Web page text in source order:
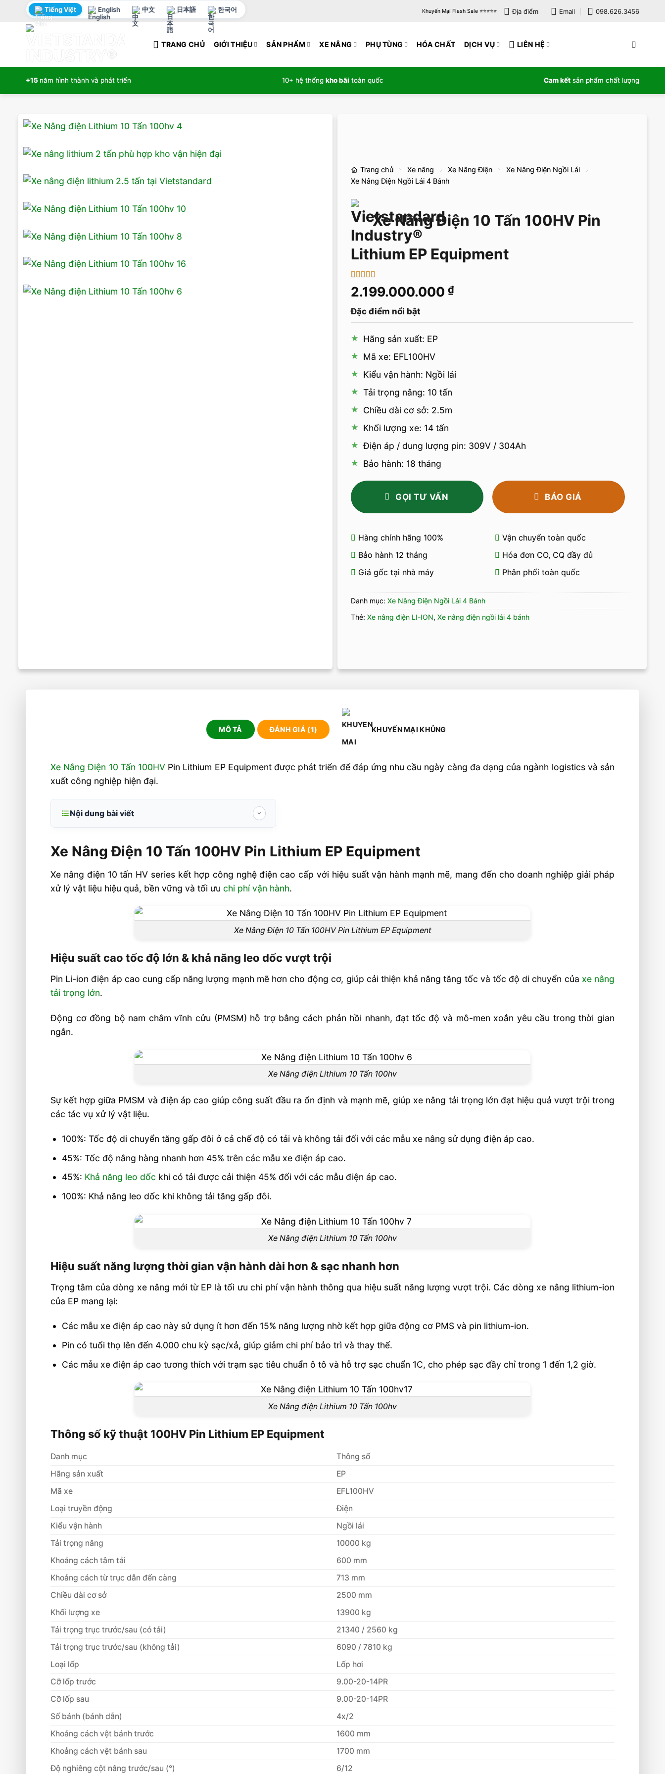
Tiếng Việt English 中文 日本語 한국어 Khuyến Mại Flash Sale ⭐️⭐️⭐️⭐️⭐️ Địa điểm Email 098.626.3456
TRANG CHỦ GIỚI THIỆU SẢN PHẨM XE NÂNG PHỤ TÙNG HÓA CHẤT DỊCH VỤ LIÊN HỆ
+15 năm hình thành và phát triển 10+ hệ thống kho bãi toàn quốc Cam kết sản phẩm chất lượng
Trang chủ Xe nâng Xe Nâng Điện
Xe Nâng Điện Ngồi Lái
Xe Nâng Điện Ngồi Lái 4 Bánh
Xe Nâng Điện 10 Tấn 100HV Pin
Lithium EP Equipment
5trên 5 dựa
trên
1
đánh
2.199.000.000 ₫
Đặc điểm nổi bật
Hãng sản xuất: EP
Mã xe: EFL100HV
Kiểu vận hành: Ngồi lái
Tải trọng nâng: 10 tấn
Chiều dài cơ sở: 2.5m
Khối lượng xe: 14 tấn
Điện áp / dung lượng pin: 309V / 304Ah
Bảo hành: 18 tháng
GỌI TƯ VẤN BÁO GIÁ
Hàng chính hãng 100%
Vận chuyển toàn quốc
Bảo hành 12 tháng
Hóa đơn CO, CQ đầy đủ
Giá gốc tại nhà máy
Phân phối toàn quốc
Danh mục: Xe Nâng Điện Ngồi Lái 4 Bánh
Thẻ: Xe nâng điện LI-ION, Xe nâng điện ngồi lái 4 bánh
MÔ TẢ ĐÁNH GIÁ (1) KHUYẾN MẠI KHỦNG
Xe Nâng Điện 10 Tấn 100HVPin Lithium EP Equipment được phát triển để đáp ứng nhu cầu ngày càng đa dạng của ngành logistics và sản
xuất công nghiệp hiện đại.
Nội dung bài viết
Equipment
trội
Hiệu suất năng lượng thời gian vận hành dài hơn &
Thông số kỹ thuật 100HV Pin Lithium EP
Hệ thống làm mát thông minh
An toàn và thoải mái cho người vận hành
Điều khiển tốc độ thông minh
Xe Nâng Điện 10 Tấn 100HV Pin Lithium EP Equipment
Xe nâng điện 10 tấn HV series kết hợp công nghệ điện cao cấp với hiệu suất vận hành mạnh mẽ, mang đến cho doanh nghiệp giải pháp
xử lý vật liệu hiệu quả, bền vững và tối ưu chi phí vận hành.
Xe Nâng Điện 10 Tấn 100HV Pin Lithium EP Equipment
Hiệu suất cao tốc độ lớn & khả năng leo dốc vượt trội
Pin Li-ion điện áp cao cung cấp năng lượng mạnh mẽ hơn cho động cơ, giúp cải thiện khả năng tăng tốc và tốc độ di chuyển của xe nâng
tải trọng lớn.
Động cơ đồng bộ nam châm vĩnh cửu (PMSM) hỗ trợ bằng cách phản hồi nhanh, đạt tốc độ và mô-men xoắn yêu cầu trong thời gian
ngắn.
Xe Nâng điện Lithium 10 Tấn 100hv
Sự kết hợp giữa PMSM và điện áp cao giúp công suất đầu ra ổn định và mạnh mẽ, giúp xe nâng tải trọng lớn đạt hiệu quả vượt trội trong
các tác vụ xử lý vật liệu.
100%: Tốc độ di chuyển tăng gấp đôi ở cả chế độ có tải và không tải đối với các mẫu xe nâng sử dụng điện áp cao.
45%: Tốc độ nâng hàng nhanh hơn 45% trên các mẫu xe điện áp cao.
45%: Khả năng leo dốc khi có tải được cải thiện 45% đối với các mẫu điện áp cao.
100%: Khả năng leo dốc khi không tải tăng gấp đôi.
Xe Nâng điện Lithium 10 Tấn 100hv
Hiệu suất năng lượng thời gian vận hành dài hơn & sạc nhanh hơn
Trọng tâm của dòng xe nâng mới từ EP là tối ưu chi phí vận hành thông qua hiệu suất năng lượng vượt trội. Các dòng xe nâng lithium-ion
của EP mang lại:
Các mẫu xe điện áp cao này sử dụng ít hơn đến 15% năng lượng nhờ kết hợp giữa động cơ PMS và pin lithium-ion.
Pin có tuổi thọ lên đến 4.000 chu kỳ sạc/xả, giúp giảm chi phí bảo trì và thay thế.
Các mẫu xe điện áp cao tương thích với trạm sạc tiêu chuẩn ô tô và hỗ trợ sạc chuẩn 1C, cho phép sạc đầy chỉ trong 1 đến 1,2 giờ.
Xe Nâng điện Lithium 10 Tấn 100hv
Thông số kỹ thuật 100HV Pin Lithium EP Equipment
Danh mục
Thông số
Hãng sản xuất
EP
Mã xe
EFL100HV
Loại truyền động
Điện
Kiểu vận hành
Ngồi lái
Tải trọng nâng
10000 kg
Khoảng cách tâm tải
600 mm
Khoảng cách từ trục dẫn đến càng
713 mm
Chiều dài cơ sở
2500 mm
Khối lượng xe
13900 kg
Tải trọng trục trước/sau (có tải)
21340 / 2560 kg
Tải trọng trục trước/sau (không tải)
6090 / 7810 kg
Loại lốp
Lốp hơi
Cỡ lốp trước
9.00-20-14PR
Cỡ lốp sau
9.00-20-14PR
Số bánh (bánh dẫn)
4x/2
Khoảng cách vệt bánh trước
1600 mm
Khoảng cách vệt bánh sau
1700 mm
Độ nghiêng cột nâng trước/sau (°)
6/12